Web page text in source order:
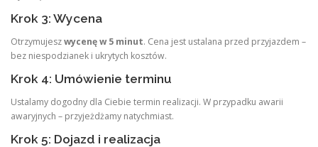
Krok 3: Wycena
Otrzymujeszwycenę w 5 minut. Cena jest ustalana przed przyjazdem –
bez niespodzianek i ukrytych kosztów.
Krok 4: Umówienie terminu
Ustalamy dogodny dla Ciebie termin realizacji. W przypadku awarii
awaryjnych – przyjeżdżamy natychmiast.
Krok 5: Dojazd i realizacja